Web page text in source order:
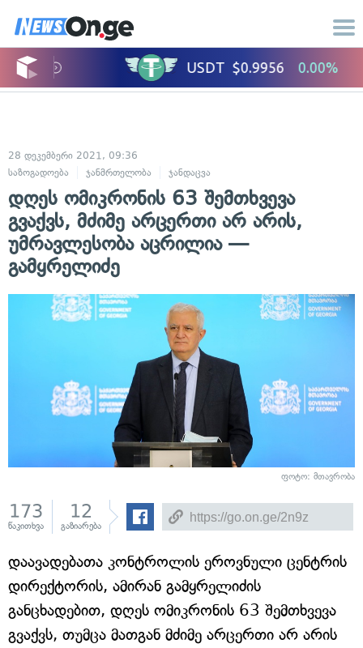
28 დეკემბერი 2021, 09:36
საზოგადოება
ჯანმრთელობა ჯანდაცვა
დღეს ომიკრონის 63 შემთხვევა
გვაქვს, მძიმე არცერთი არ არის,
უმრავლესობა აცრილია —
გამყრელიძე
ფოტო: მთავრობა
173
წაკითხვა
12
გაზიარება
დაავადებათა კონტროლის ეროვნული ცენტრის
დირექტორის, ამირან გამყრელიძის
განცხადებით, დღეს ომიკრონის 63 შემთხვევა
გვაქვს, თუმცა მათგან მძიმე არცერთი არ არის